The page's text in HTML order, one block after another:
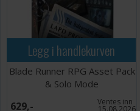
Legg i handlekurven
Blade Runner RPG Asset Pack
& Solo Mode
629,- Ventes inn
15.08.2026